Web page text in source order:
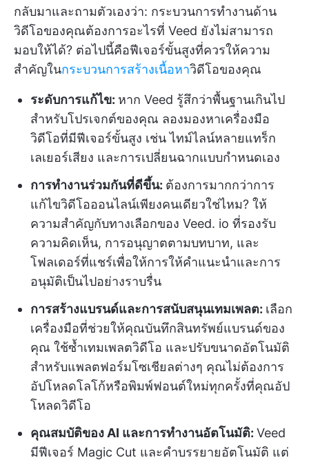
กลับมาและถามตัวเองว่า: กระบวนการทำงานด้าน
วิดีโอของคุณต้องการอะไรที่ Veed ยังไม่สามารถ
มอบให้ได้? ต่อไปนี้คือฟีเจอร์ขั้นสูงที่ควรให้ความ
สำคัญในกระบวนการสร้างเนื้อหาวิดีโอของคุณ
ระดับการแก้ไข: หาก Veed รู้สึกว่าพื้นฐานเกินไป
สำหรับโปรเจกต์ของคุณ ลองมองหาเครื่องมือ
วิดีโอที่มีฟีเจอร์ขั้นสูง เช่น ไทม์ไลน์หลายแทร็ก
เลเยอร์เสียง และการเปลี่ยนฉากแบบกำหนดเอง
การทำงานร่วมกันที่ดีขึ้น: ต้องการมากกว่าการ
แก้ไขวิดีโอออนไลน์เพียงคนเดียวใช่ไหม? ให้
ความสำคัญกับทางเลือกของ Veed. io ที่รองรับ
ความคิดเห็น, การอนุญาตตามบทบาท, และ
โฟลเดอร์ที่แชร์เพื่อให้การให้คำแนะนำและการ
อนุมัติเป็นไปอย่างราบรื่น
การสร้างแบรนด์และการสนับสนุนเทมเพลต: เลือก
เครื่องมือที่ช่วยให้คุณบันทึกสินทรัพย์แบรนด์ของ
คุณ ใช้ซ้ำเทมเพลตวิดีโอ และปรับขนาดอัตโนมัติ
สำหรับแพลตฟอร์มโซเชียลต่างๆ คุณไม่ต้องการ
อัปโหลดโลโก้หรือพิมพ์ฟอนต์ใหม่ทุกครั้งที่คุณอัป
โหลดวิดีโอ
คุณสมบัติของ AI และการทำงานอัตโนมัติ: Veed
มีฟีเจอร์ Magic Cut และคำบรรยายอัตโนมัติ แต่